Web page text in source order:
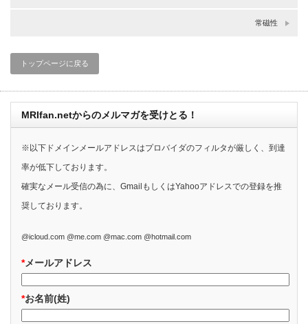
常磁性
トップページに戻る
MRIfan.netからのメルマガを受けとる！
※以下ドメインメールアドレスはプロバイダのフィルタが厳しく、到達
率が低下しております。
確実なメール受信の為に、GmailもしくはYahooアドレスでの登録を推
奨しております。
@icloud.com @me.com @mac.com @hotmail.com
*メールアドレス
*お名前(姓)